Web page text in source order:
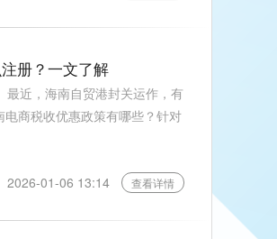
册？一文了解
近，海南自贸港封关运作，有
商税收优惠政策有哪些？针对
2026-01-06 13:14 查看详情